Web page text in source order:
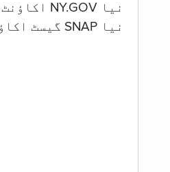
نیا NY.GOV اکاؤنٹ بنائیں
نیا SNAP گیسٹ اکاؤنٹ بنائیں